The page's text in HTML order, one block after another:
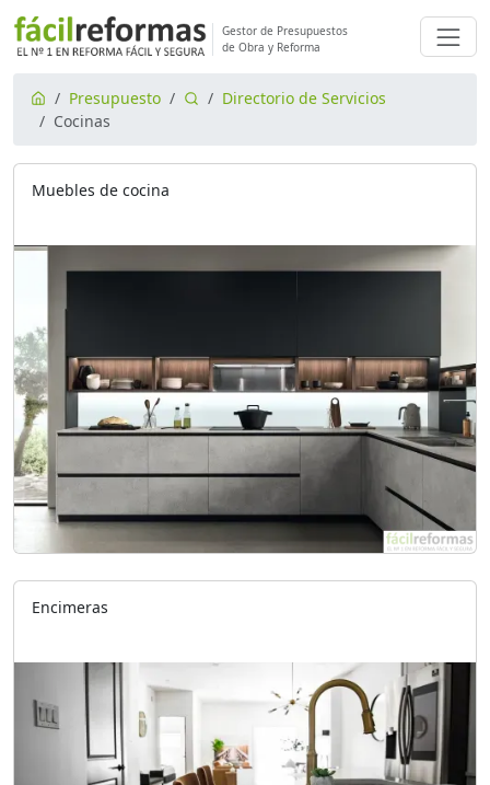
Gestor de Presupuestos
de Obra y Reforma
Presupuesto
Directorio de Servicios
Cocinas
Muebles de cocina
Encimeras